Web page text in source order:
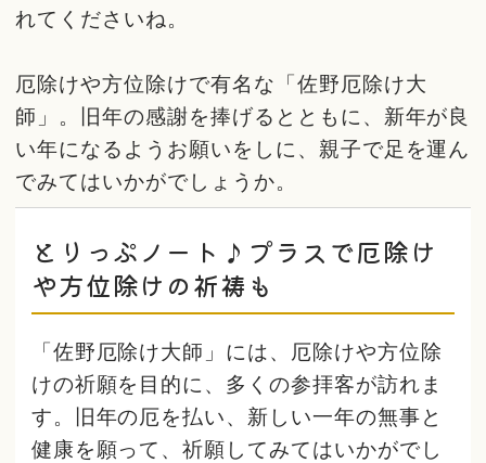
れてくださいね。
厄除けや方位除けで有名な「佐野厄除け大
師」。旧年の感謝を捧げるとともに、新年が良
い年になるようお願いをしに、親子で足を運ん
でみてはいかがでしょうか。
とりっぷノート♪プラスで厄除け
や方位除けの祈祷も
「佐野厄除け大師」には、厄除けや方位除
けの祈願を目的に、多くの参拝客が訪れま
す。旧年の厄を払い、新しい一年の無事と
健康を願って、祈願してみてはいかがでし